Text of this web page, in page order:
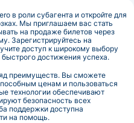
в роли субагента и откройте для
Мы приглашаем вас стать
на продаже билетов через
Зарегистрируйтесь на
доступ к широкому выбору
достижения успеха.
преимуществ. Вы сможете
ценам и пользоваться
технологии обеспечивают
безопасность всех
поддержки доступна
на помощь.